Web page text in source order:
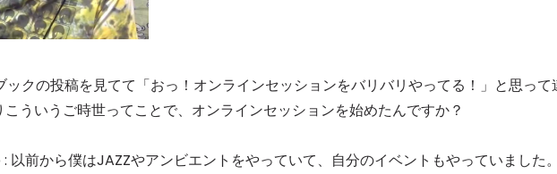
ックの投稿を見てて「おっ！オンラインセッションをバリバリやってる！」と思って
ういうご時世ってことで、オンラインセッションを始めたんですか？
前から僕はJAZZやアンビエントをやっていて、自分のイベントもやっていました